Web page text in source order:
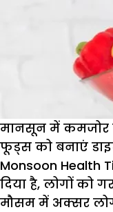
मानसून में कमजोर
फूड्स को बनाएं
Monsoon Health
दिया है, लोगों को
मौसम में अक्सर लोग